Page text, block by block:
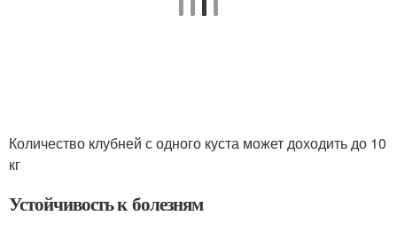
Количество клубней с одного куста может доходить до 10
кг
Устойчивость к болезням